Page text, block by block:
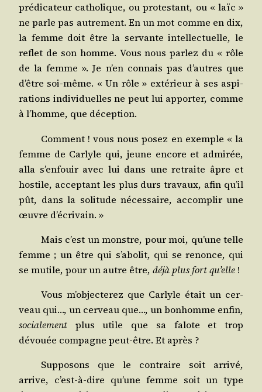
pré­di­ca­teur catho­lique, ou pro­tes­tant, ou « laïc »
ne parle pas autre­ment. En un mot comme en dix,
la femme doit être la ser­vante intel­lec­tuelle, le
reflet de son homme. Vous nous par­lez du « rôle
de la femme ». Je n’en connais pas d’autres que
d’être soi-même. « Un rôle » exté­rieur à ses aspi­
ra­tions indi­vi­duelles ne peut lui appor­ter, comme
à l’homme, que déception.
Com­ment ! vous nous posez en exemple « la
femme de Car­lyle qui, jeune encore et admi­rée,
alla s’enfouir avec lui dans une retraite âpre et
hos­tile, accep­tant les plus durs tra­vaux, afin qu’il
pût, dans la soli­tude néces­saire, accom­plir une
œuvre d’écrivain. »
Mais c’est un monstre, pour moi, qu’une telle
femme ; un être qui s’abolit, qui se renonce, qui
se mutile, pour un autre être, déjà plus fort qu’elle !
Vous m’objecterez que Car­lyle était un cer­
veau qui…, un cer­veau que…, un bon­homme enfin,
socia­le­ment plus utile que sa falote et trop
dévouée com­pagne peut-être. Et après ?
Sup­po­sons que le contraire soit arri­vé,
arrive, c’est-à-dire qu’une femme soit un type